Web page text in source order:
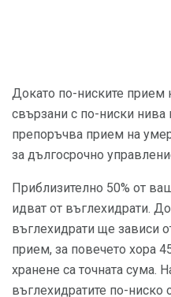
Докато по-ниските прием
свързани с по-ниски нива
препоръчва прием на
за дългосрочно
Приблизително 50% от
идват от въглехидрати.
въглехидрати ще зависи
прием, за повечето хора
хранене са точната сума.
въглехидратите по-